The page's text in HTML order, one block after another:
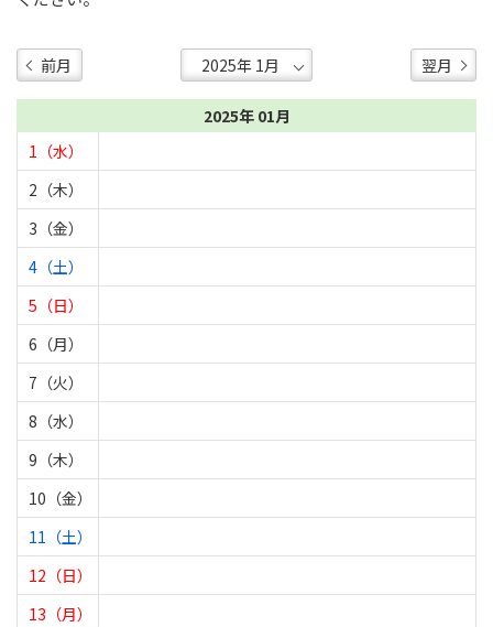
前月 翌月
2025年 01月
1（水）
2（木）
3（金）
4（土）
5（日）
6（月）
7（火）
8（水）
9（木）
10（金）
11（土）
12（日）
13（月）